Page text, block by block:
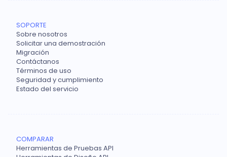
SOPORTE
Sobre nosotros
Solicitar una demostración
Migración
Contáctanos
Términos de uso
Seguridad y cumplimiento
Estado del servicio
COMPARAR
Herramientas de Pruebas API